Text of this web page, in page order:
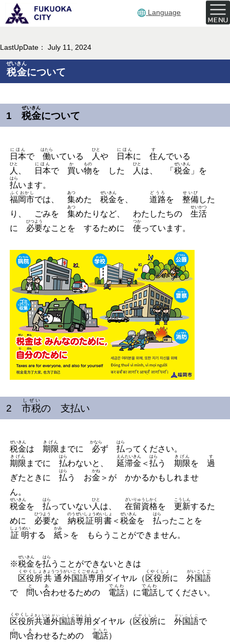
Language
LastUpDate： July 11, 2024
税金
ぜいきん
について
1税金
ぜいきん
について
日本
にほん
で 働
はたら
いている 人
ひと
や 日本
にほん
に 住
す
んでいる
人
ひと
日本
にほん
で 買
か
い物
もの
を した 人
ひと
は、 「 税金
ぜいきん
」を
払
はら
います。
福岡市
ふくおかし
では、 集
あつ
めた 税金
ぜいきん
を、 道路
どうろ
を 整備
せいび
した
り、 ごみを 集
あつ
めたりなど、 わたしたちの 生活
せいかつ
に 必要
ひつよう
なことを するために 使
つか
っています。
2市税
しぜい
の 支払い
税金
ぜいきん
は 期限
きげん
までに 必
かなら
ず 払
はら
ってください。
期限
きげん
までに 払
はら
わないと、 延滞金
えんたいきん
＜ 払
はら
う 期限
きげん
を 過
す
ぎたときに 払
はら
う お金
かね
＞が かかるかもしれませ
ん。
税金
ぜいきん
を 払
はら
っていない 人
ひと
は、 在留資格
ざいりゅうしかく
を 更新
こうしん
するた
めに 必要
ひつよう
な 納税証明書
のうぜいしょうめいしょ
＜ 税金
ぜいきん
を 払
はら
ったことを
証明
しょうめい
する 紙
かみ
＞を もらうことができません。
※税金
ぜいきん
を払
はら
うことができないときは
区役所
くやくしょ
共通
きょうつう
外国語専用
がいこくごせんよう
ダイヤル（ 区役所
くやくしょ
に 外国語
がいこくご
で 問
と
い合
あ
わせるための 電話
でんわ
）に電話
でんわ
してください。
区役所
くやくしょ
共通
きょうつう
外国語
がいこくご
専用
せんよう
ダイヤル（ 区役所
くやくしょ
に 外国語
がいこくご
で
問
と
い合
あ
わせるための 電話
でんわ
）